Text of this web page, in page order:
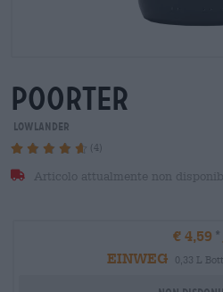
poorter
Lowlander
(4)
Articolo attualmente non
€ 4,59
EINWEG
0,33 L